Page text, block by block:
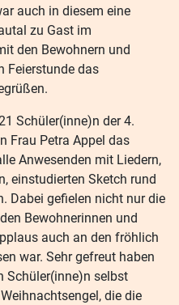
auch in diesem eine
zu Gast im
den Bewohnern und
Feierstunde das
Schüler(inne)n der 4.
Frau Petra Appel das
Anwesenden mit Liedern,
einstudierten Sketch rund
Dabei gefielen nicht nur die
Bewohnerinnen und
auch an den fröhlich
war. Sehr gefreut haben
Schüler(inne)n selbst
die die